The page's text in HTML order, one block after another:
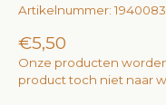
Artikelnummer: 1940083
€5,50
Onze producten
product toch niet naar